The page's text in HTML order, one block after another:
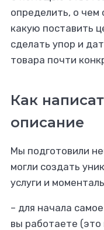
определить, о чем
какую поставить
сделать упор и
товара почти
Как
описание
Мы подготовили
могли создать
услуги и
– для начала
вы работаете (это